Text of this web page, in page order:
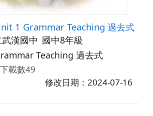
1 Grammar Teaching 過去式
漢國中 國中8年級
B3 Unit 1 Grammar Teaching 過去式
下載數49
修改日期：2024-07-16